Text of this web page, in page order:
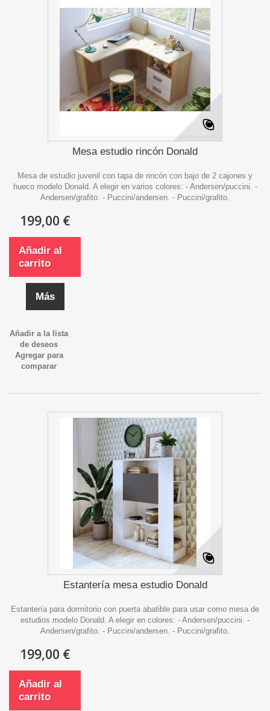
Mesa estudio rincón Donald
Mesa de estudio juvenil con tapa de rincón con bajo de 2 cajones y
hueco modelo Donald. A elegir en varios colores: - Andersen/puccini. -
Andersen/grafito. - Puccini/andersen. - Puccini/grafito.
199,00 €
Añadir al
carrito
Más
Añadir a la lista
de deseos
Agregar para
comparar
Estantería mesa estudio Donald
Estantería para dormitorio con puerta abatible para usar como mesa de
estudios modelo Donald. A elegir en colores: - Andersen/puccini. -
Andersen/grafito. - Puccini/andersen. - Puccini/grafito.
199,00 €
Añadir al
carrito